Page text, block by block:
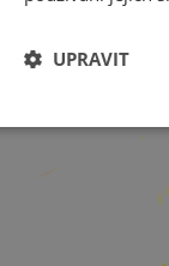
UPRAVIT